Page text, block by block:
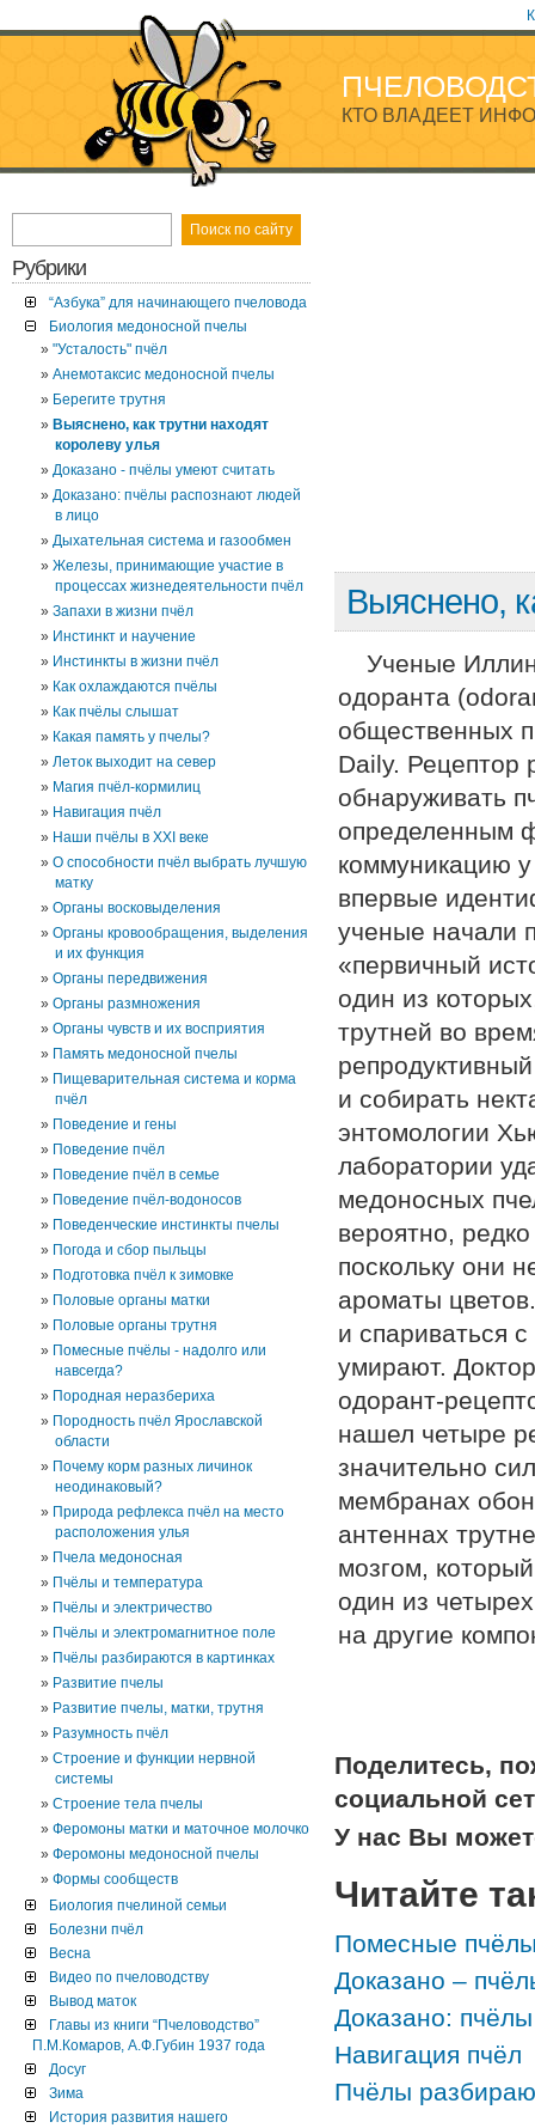
КТО ВЛАДЕЕТ
Выяснено,
Ученые
одоранта
общественных
Daily. Рецептор
обнаруживать
определенным
коммуникацию
впервые
ученые начали
«первичный
один из
трутней во
и собирать
энтомологии
лаборатории
медоносных
вероятно,
поскольку они
ароматы
и спариваться
умирают.
одорант-
нашел четыре
значительно
мембранах
антеннах
мозгом,
один из
на другие
Поделитесь,
социальной
У нас Вы
Читайте
Помесные
Доказано –
Доказано:
Навигация пчёл
Пчёлы
Рубрики
“Азбука” для начинающего пчеловода
Биология медоносной пчелы
"Усталость" пчёл
Анемотаксис медоносной пчелы
Берегите трутня
Выяснено, как трутни находят
королеву улья
Доказано - пчёлы умеют считать
Доказано: пчёлы распознают людей
в лицо
Дыхательная система и газообмен
Железы, принимающие участие в
процессах жизнедеятельности пчёл
Запахи в жизни пчёл
Инстинкт и научение
Инстинкты в жизни пчёл
Как охлаждаются пчёлы
Как пчёлы слышат
Какая память у пчелы?
Леток выходит на север
Магия пчёл-кормилиц
Навигация пчёл
Наши пчёлы в ХХI веке
О способности пчёл выбрать лучшую
матку
Органы восковыделения
Органы кровообращения, выделения
и их функция
Органы передвижения
Органы размножения
Органы чувств и их восприятия
Память медоносной пчелы
Пищеварительная система и корма
пчёл
Поведение и гены
Поведение пчёл
Поведение пчёл в семье
Поведение пчёл-водоносов
Поведенческие инстинкты пчелы
Погода и сбор пыльцы
Подготовка пчёл к зимовке
Половые органы матки
Половые органы трутня
Помесные пчёлы - надолго или
навсегда?
Породная неразбериха
Породность пчёл Ярославской
области
Почему корм разных личинок
неодинаковый?
Природа рефлекса пчёл на место
расположения улья
Пчела медоносная
Пчёлы и температура
Пчёлы и электричество
Пчёлы и электромагнитное поле
Пчёлы разбираются в картинках
Развитие пчелы
Развитие пчелы, матки, трутня
Разумность пчёл
Строение и функции нервной
системы
Строение тела пчелы
Феромоны матки и маточное молочко
Феромоны медоносной пчелы
Формы сообществ
Биология пчелиной семьи
Болезни пчёл
Весна
Видео по пчеловодству
Вывод маток
Главы из книги “Пчеловодство”
П.М.Комаров, А.Ф.Губин 1937 года
Досуг
Зима
История развития нашего